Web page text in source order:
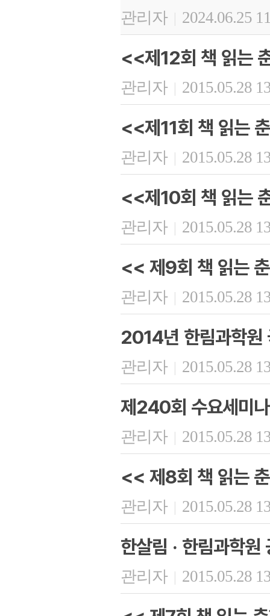
관리자 | 2024.06.25
<<제12회 책 읽는
관리자 | 2015.05.28
<<제11회 책 읽는
관리자 | 2015.05.28
<<제10회 책 읽는
관리자 | 2015.05.28
<< 제9회 책 읽는
관리자 | 2015.05.28
2014년 한림과학원
관리자 | 2015.05.28
제240회 수요세미
관리자 | 2015.05.28
<< 제8회 책 읽는
관리자 | 2015.05.28
한살림 · 한림과학원
관리자 | 2015.05.28